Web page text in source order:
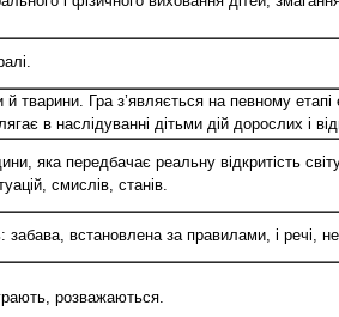
й тварини. Гра з’являється на певному
в наслідуванні дітьми дій дорослих і
яка передбачає реальну відкритість
смислів, станів.
встановлена ​​за правилами, і речі,
розважаються.